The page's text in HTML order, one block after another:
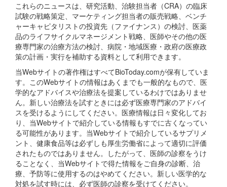
これらのニュースは、研究活動、治験担当者（CRA）の臨床
試験の戦略策定、マーケティング担当者の販売戦略、ベンチ
ャーキャピタリストの投資先（ファイナンス）の検討、医薬
品のライフサイクルマネージメント戦略、医師やその他の医
療専門家の治療方法の検討、病院・地域医療・政府の医療政
策の計画・実行を補助する資料として利用できます。
当Webサイトの著作権はすべてBioToday.comが保有していま
す。このWebサイトの情報はあくまでも一般的なもので、医
学的なアドバイスや治療法を提案しているわけではありませ
ん。新しい治療法を試すときには必ず医療専門家のアドバイ
スを受けるようにしてください。医療情報は日々変化してお
り、当Webサイトで紹介している情報もすでに古くなってい
る可能性があります。当Webサイトで紹介しているサプリメ
ント、健康食品等は必ずしも厚生労働省によって適切に評価
されたものではありません。したがって、医師の診察をうけ
ることなく、当Webサイトで得た情報をご自身の診断、治
療、予防等に使用するのはやめてください。新しい医学的な
対処を試す時には、必ず医師の診察を受けてください。